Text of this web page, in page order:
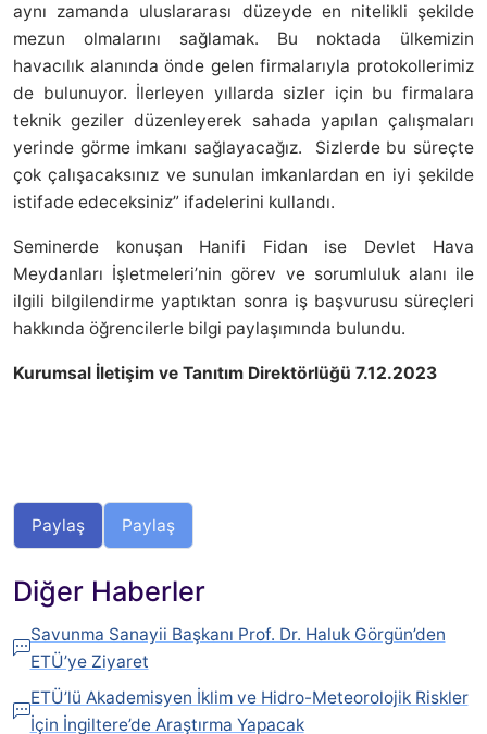
aynı zamanda uluslararası düzeyde en nitelikli şekilde
mezun olmalarını sağlamak. Bu noktada ülkemizin
havacılık alanında önde gelen firmalarıyla protokollerimiz
de bulunuyor. İlerleyen yıllarda sizler için bu firmalara
teknik geziler düzenleyerek sahada yapılan çalışmaları
yerinde görme imkanı sağlayacağız. Sizlerde bu süreçte
çok çalışacaksınız ve sunulan imkanlardan en iyi şekilde
istifade edeceksiniz” ifadelerini kullandı.
Seminerde konuşan Hanifi Fidan ise Devlet Hava
Meydanları İşletmeleri’nin görev ve sorumluluk alanı ile
ilgili bilgilendirme yaptıktan sonra iş başvurusu süreçleri
hakkında öğrencilerle bilgi paylaşımında bulundu.
Kurumsal İletişim ve Tanıtım Direktörlüğü 7.12.2023
Paylaş Paylaş
Diğer Haberler
Savunma Sanayii Başkanı Prof. Dr. Haluk Görgün’den
ETÜ’ye Ziyaret
ETÜ’lü Akademisyen İklim ve Hidro-Meteorolojik Riskler
İçin İngiltere’de Araştırma Yapacak